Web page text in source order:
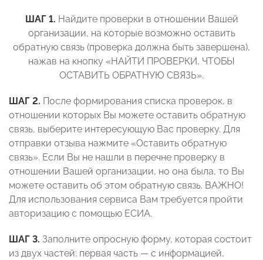
ШАГ 1. Найдите проверки в отношении Вашей
организации, на которые возможно оставить
обратную связь (проверка должна быть завершена),
нажав на кнопку «НАЙТИ ПРОВЕРКИ, ЧТОБЫ
ОСТАВИТЬ ОБРАТНУЮ СВЯЗЬ».
ШАГ 2. После формирования списка проверок, в
отношении которых Вы можете оставить обратную
связь, выберите интересующую Вас проверку. Для
отправки отзыва нажмите «Оставить обратную
связь». Если Вы не нашли в перечне проверку в
отношении Вашей организации, но она была, то Вы
можете оставить об этом обратную связь. ВАЖНО!
Для использования сервиса Вам требуется пройти
авторизацию с помощью ЕСИА.
ШАГ 3. Заполните опросную форму, которая состоит
из двух частей: первая часть — с информацией,